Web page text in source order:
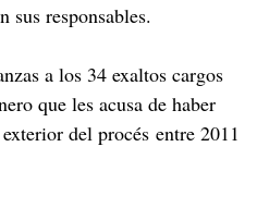
sus responsables.
a los 34 exaltos cargos
que les acusa de haber
del procés entre 2011